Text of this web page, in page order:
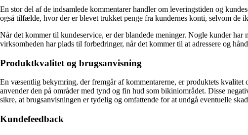
En stor del af de indsamlede kommentarer handler om leveringstiden og
også tilfælde, hvor der er blevet trukket penge fra kundernes konti, selvom de
Når det kommer til kundeservice, er der blandede meninger. Nogle kunder
virksomheden har plads til forbedringer, når det kommer til at adressere og
Produktkvalitet og brugsanvisning
En væsentlig bekymring, der fremgår af kommentarerne, er produktets
anvender den på områder med tynd og fin hud som bikiniområdet. Disse
sikre, at brugsanvisningen er tydelig og omfattende for at undgå eventuelle
Kundefeedback